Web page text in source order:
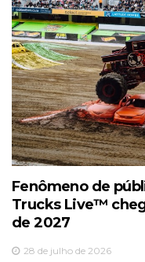
Fenômeno de
Trucks Live™️
de 2027
28 de julho de 2026